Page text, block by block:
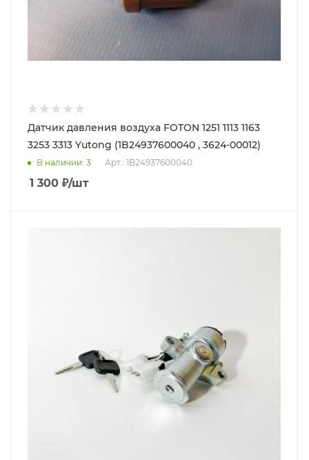
Датчик давления воздуха FOTON 1251 1113 1163
3253 3313 Yutong (1B24937600040 , 3624-00012)
В наличии: 3 Арт.: 1B24937600040
1 300 ₽/шт